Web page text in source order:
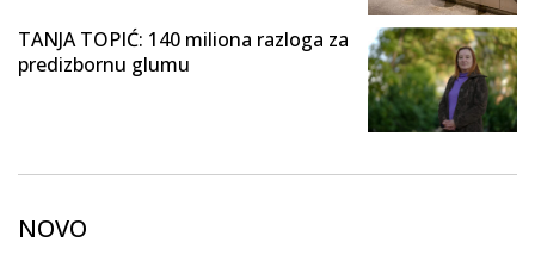
TANJA TOPIĆ: 140 miliona razloga za
predizbornu glumu
NOVO